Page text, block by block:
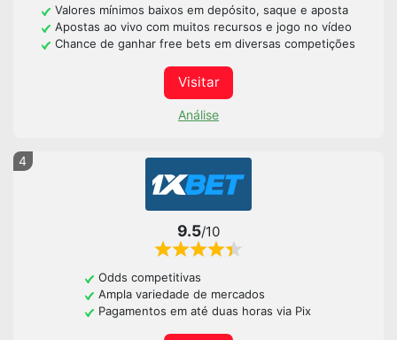
Valores mínimos baixos em depósito, saque e aposta
Apostas ao vivo com muitos recursos e jogo no vídeo
Chance de ganhar free bets em diversas competições
Visitar
Análise
4
9.5/10
Odds competitivas
Ampla variedade de mercados
Pagamentos em até duas horas via Pix